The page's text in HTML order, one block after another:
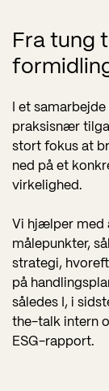
Fra tung
I et
praksisnær
stort fokus at
ned på et
virkelighed.
Vi hjælper med
målepunkter,
strategi,
på
således I, i
the-talk intern
ESG-rapport.